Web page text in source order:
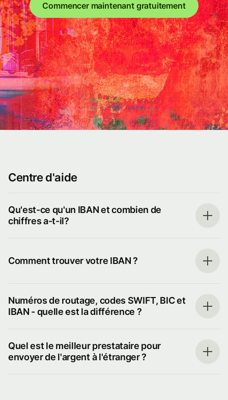
Commencer maintenant gratuitement
Centre d'aide
Qu'est-ce qu'un IBAN et combien de
chiffres a-t-il?
Comment trouver votre IBAN ?
Numéros de routage, codes SWIFT, BIC et
IBAN - quelle est la différence ?
Quel est le meilleur prestataire pour
envoyer de l'argent à l'étranger ?